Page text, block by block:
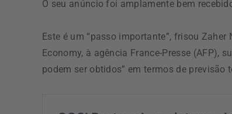
O seu anúncio foi amplamente bem
Este é um “passo importante”, frisou
Economy, à agência France-Presse (AFP),
podem ser obtidos” em termos de previsão